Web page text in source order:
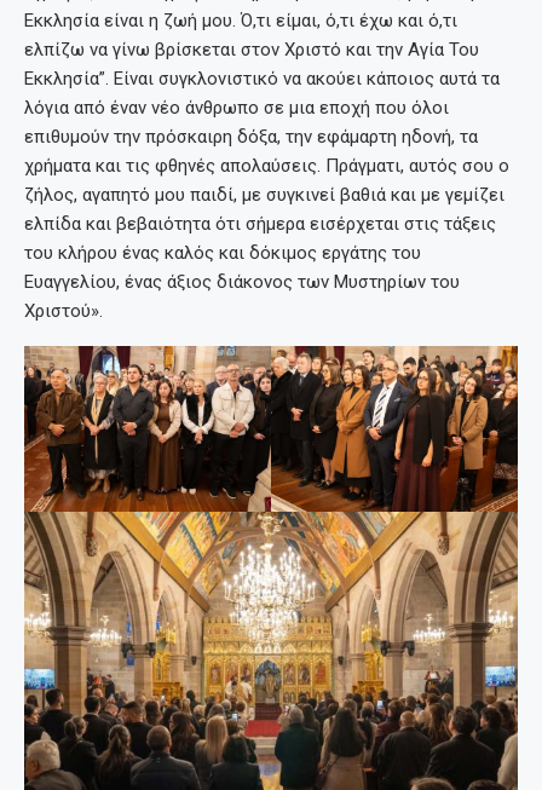
Εκκλησία είναι η ζωή μου. Ό,τι είμαι, ό,τι έχω και ό,τι
ελπίζω να γίνω βρίσκεται στον Χριστό και την Αγία Του
Εκκλησία”. Είναι συγκλονιστικό να ακούει κάποιος αυτά τα
λόγια από έναν νέο άνθρωπο σε μια εποχή που όλοι
επιθυμούν την πρόσκαιρη δόξα, την εφάμαρτη ηδονή, τα
χρήματα και τις φθηνές απολαύσεις. Πράγματι, αυτός σου ο
ζήλος, αγαπητό μου παιδί, με συγκινεί βαθιά και με γεμίζει
ελπίδα και βεβαιότητα ότι σήμερα εισέρχεται στις τάξεις
του κλήρου ένας καλός και δόκιμος εργάτης του
Ευαγγελίου, ένας άξιος διάκονος των Μυστηρίων του
Χριστού».